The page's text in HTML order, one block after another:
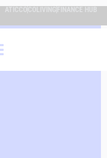
ATICCO COLIVING FINANCE HUB